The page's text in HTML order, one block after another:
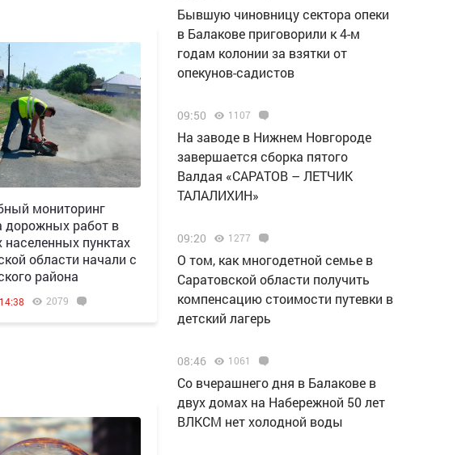
мониторинг
дорожных работ в
населенных пунктах
области начали с
района
2079
Бывшую чиновницу сектора опеки
в Балакове приговорили к 4-м
годам колонии за взятки от
опекунов-садистов
09:50 1107
Н️а заводе в Нижнем Новгороде
завершается сборка пятого
Валдая «САРАТОВ – ЛЕТЧИК
ТАЛАЛИХИН»
09:20 1277
О том, как многодетной семье в
Саратовской области получить
компенсацию стоимости путевки в
детский лагерь
08:46 1061
Со вчерашнего дня в Балакове в
двух домах на Набережной 50 лет
ВЛКСМ нет холодной воды